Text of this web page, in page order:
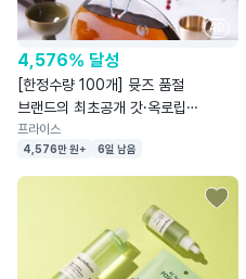
AD
4,576% 달성
[한정수량 100개] 뮷즈 품절
브랜드의 최초공개 갓·옥로립
와인마개
프라이스
4,576만 원+ 6일 남음